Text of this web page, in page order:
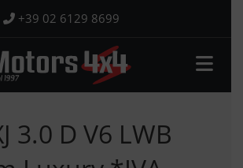
+39 02 6129 8699
3.0 D V6 LWB